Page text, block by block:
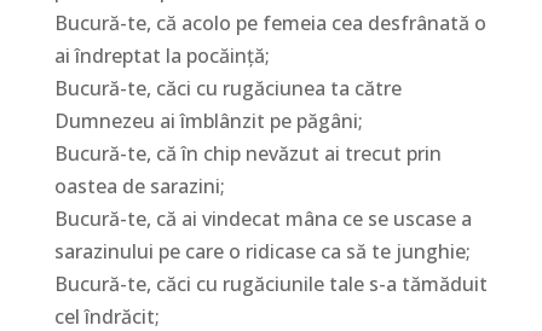
Bucură-te, că acolo pe femeia cea desfrânată o
ai îndreptat la pocăinţă;
Bucură-te, căci cu rugăciunea ta către
Dumnezeu ai îmblânzit pe păgâni;
Bucură-te, că în chip nevăzut ai trecut prin
oastea de sarazini;
Bucură-te, că ai vindecat mâna ce se uscase a
sarazinului pe care o ridicase ca să te junghie;
Bucură-te, căci cu rugăciunile tale s-a tămăduit
cel îndrăcit;